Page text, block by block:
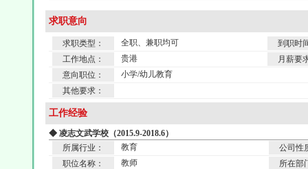
求职意向
求职类型： 全职、兼职均可
到职时
工作地点：
贵港
月薪要
意向职位：
小学/幼儿教育
其他要求：
工作经验
◆ 凌志文武学校（2015.9-2018.6）
所属行业：
教育
公司性
职位名称：
教师
所在部